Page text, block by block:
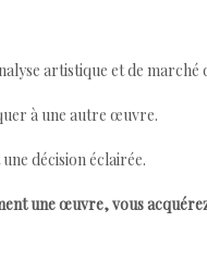
artistique et de
à une autre œuvre.
décision éclairée.
une œuvre, vous